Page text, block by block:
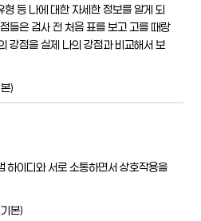
등 나에 대한 자세한 정보를 알게 되
들은 검사 전 처음 표를 보고 고를 때랑
강점을 실제 나의 강점과 비교해서 보
)
하이디와 서로 소통하면서 상호작용을
본)